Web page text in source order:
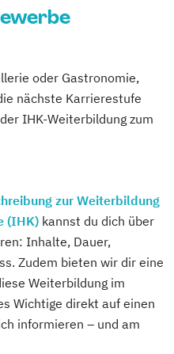
oder Gastronomie,
nächste Karrierestufe
IHK-Weiterbildung zum
zur Weiterbildung
(IHK) kannst du dich über
Inhalte, Dauer,
Zudem bieten wir dir eine
Weiterbildung im
Wichtige direkt auf einen
informieren – und am